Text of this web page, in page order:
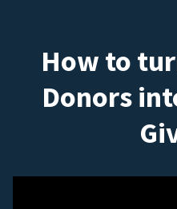
How to
Donors